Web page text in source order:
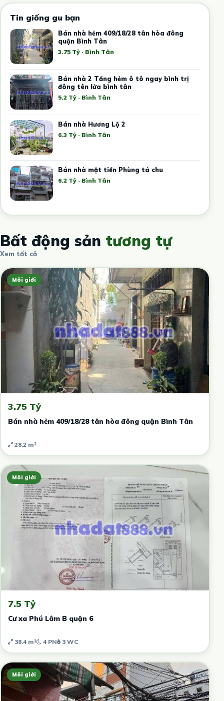
Tin giống gu bạn
Bán nhà hẻm 409/18/28 tân hòa đông
quận Bình Tân
3.75 Tỷ · Bình Tân
Bán nhà 2 Tầng hẻm ô tô ngay bình trị
đông tên lửa bình tân
5.2 Tỷ · Bình Tân
Bán nhà Hương Lộ 2
6.3 Tỷ · Bình Tân
Bán nhà mặt tiền Phùng tá chu
6.2 Tỷ · Bình Tân
Bất động sản tương tự
Xem tất cả
Môi giới
3.75 Tỷ
Bán nhà hẻm 409/18/28 tân hòa đông quận Bình Tân
28.2 m²
Môi giới
7.5 Tỷ
Cư xa Phú Lâm B quận 6
38.4 m² 4 PN 3 WC
Môi giới